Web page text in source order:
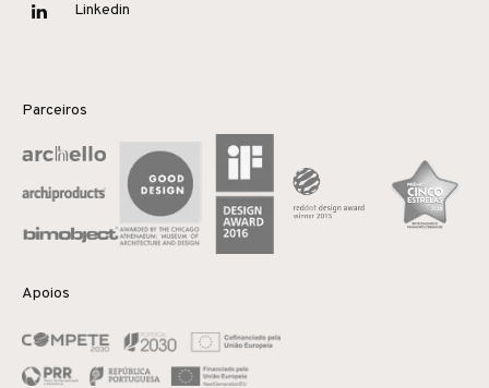
Linkedin
Parceiros
Apoios